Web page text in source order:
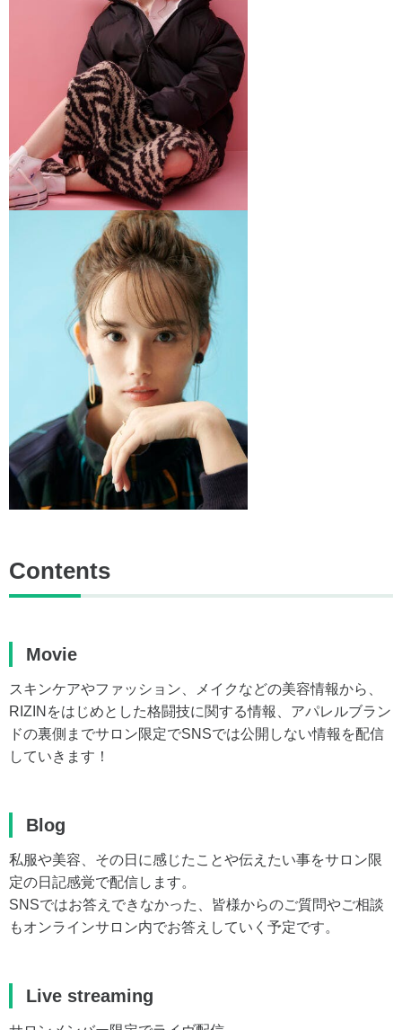
Contents
Movie
スキンケアやファッション、メイクなどの美容情報から、
RIZINをはじめとした格闘技に関する情報、アパレルブラン
ドの裏側までサロン限定でSNSでは公開しない情報を配信
していきます！
Blog
私服や美容、その日に感じたことや伝えたい事をサロン限
定の日記感覚で配信します。
SNSではお答えできなかった、皆様からのご質問やご相談
もオンラインサロン内でお答えしていく予定です。
Live streaming